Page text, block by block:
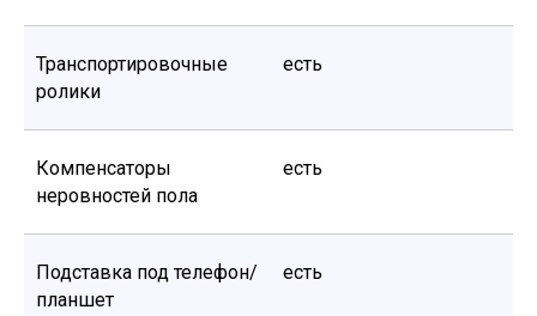
Транспортировочные
ролики
есть
Компенсаторы
неровностей пола
есть
Подставка под телефон/
планшет
есть